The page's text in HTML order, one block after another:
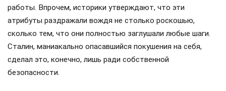
работы. Впрочем, историки утверждают, что эти
атрибуты раздражали вождя не столько роскошью,
сколько тем, что они полностью заглушали любые шаги.
Сталин, маниакально опасавшийся покушения на себя,
сделал это, конечно, лишь ради собственной
безопасности.